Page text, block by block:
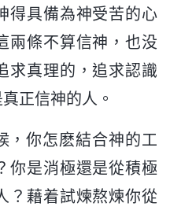
得具備為神受苦的心
兩條不算信神，也没
求真理的，追求認識
正信神的人。
，你怎麽結合神的工
你是消極還是從積極
？藉着試煉熬煉你從